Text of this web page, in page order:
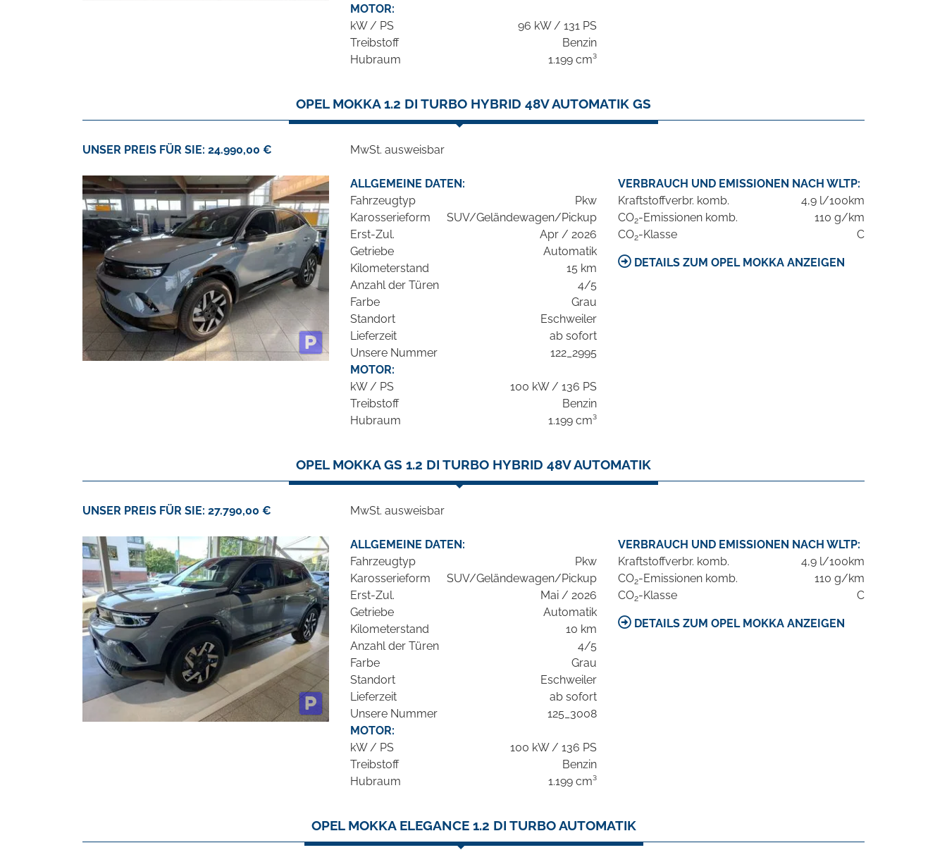
MOTOR:
kW / PS
96 kW / 131 PS
Treibstoff
Benzin
Hubraum
1.199 cm³
OPEL MOKKA 1.2 DI TURBO HYBRID 48V AUTOMATIK GS
UNSER PREIS FÜR SIE: 24.990,00 € MwSt. ausweisbar
ALLGEMEINE DATEN:
Fahrzeugtyp
Pkw
Karosserieform
SUV/Geländewagen/Pickup
Erst-Zul.
Apr / 2026
Getriebe
Automatik
Kilometerstand
15 km
Anzahl der Türen
4/5
Farbe
Grau
Standort
Eschweiler
Lieferzeit
ab sofort
Unsere Nummer
122_2995
MOTOR:
kW / PS
100 kW / 136 PS
Treibstoff
Benzin
Hubraum
1.199 cm³
VERBRAUCH UND EMISSIONEN NACH WLTP:
Kraftstoffverbr. komb.
4,9 l/100km
CO2-Emissionen komb.
110 g/km
CO2-Klasse C
DETAILS ZUM OPEL MOKKA ANZEIGEN
OPEL MOKKA GS 1.2 DI TURBO HYBRID 48V AUTOMATIK
UNSER PREIS FÜR SIE: 27.790,00 € MwSt. ausweisbar
ALLGEMEINE DATEN:
Fahrzeugtyp
Pkw
Karosserieform
SUV/Geländewagen/Pickup
Erst-Zul.
Mai / 2026
Getriebe
Automatik
Kilometerstand
10 km
Anzahl der Türen
4/5
Farbe
Grau
Standort
Eschweiler
Lieferzeit
ab sofort
Unsere Nummer
125_3008
MOTOR:
kW / PS
100 kW / 136 PS
Treibstoff
Benzin
Hubraum
1.199 cm³
VERBRAUCH UND EMISSIONEN NACH WLTP:
Kraftstoffverbr. komb.
4,9 l/100km
CO2-Emissionen komb.
110 g/km
CO2-Klasse C
DETAILS ZUM OPEL MOKKA ANZEIGEN
OPEL MOKKA ELEGANCE 1.2 DI TURBO AUTOMATIK